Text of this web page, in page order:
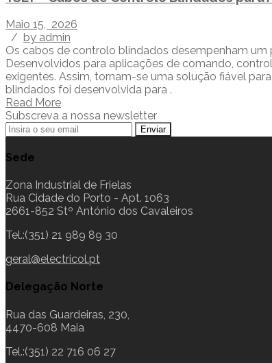
Maio 15, 2026
/ by admin
Os cabos de controlo blindados desempenham um
Desenvolvidos para aplicações de comando,
exigentes. Assim, tornam-se uma solução fiável
blindados foi desenvolvida para .
Read More
Subscreva a nossa newsletter
Sede
Zona Industrial de Frielas
Rua Cidade do Porto - Apt. 1063
2661-852 Stº António dos Cavaleiros
Tel.:(351) 21 989 89 30
geral@electricol.pt
Delegação Norte
Rua das Guardeiras, 230,
4470-608 Maia
Tel.:(351) 22 716 06 27